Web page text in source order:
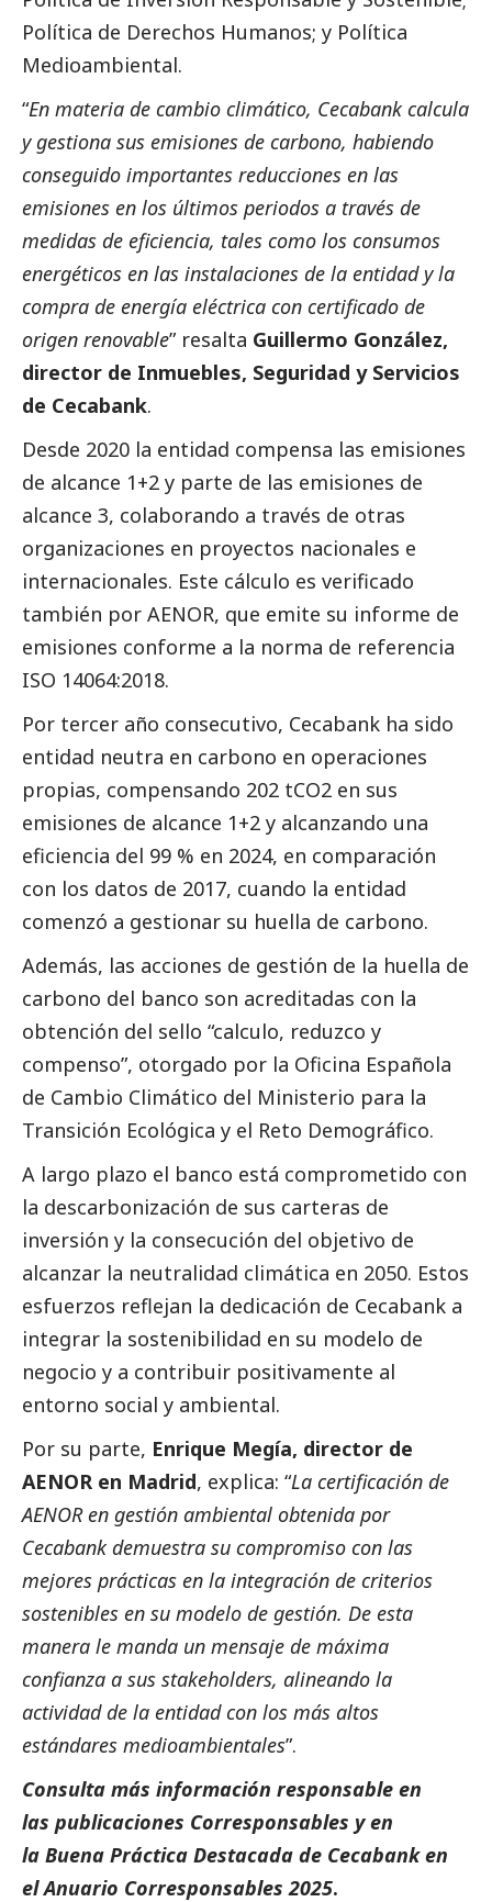
Política de Derechos Humanos; y Política
Medioambiental.
“En materia de cambio climático, Cecabank calcula
y gestiona sus emisiones de carbono, habiendo
conseguido importantes reducciones en las
emisiones en los últimos periodos a través de
medidas de eficiencia, tales como los consumos
energéticos en las instalaciones de la entidad y la
compra de energía eléctrica con certificado de
origen renovable” resalta Guillermo González,
director de Inmuebles, Seguridad y Servicios
de Cecabank.
Desde 2020 la entidad compensa las emisiones
de alcance 1+2 y parte de las emisiones de
alcance 3, colaborando a través de otras
organizaciones en proyectos nacionales e
internacionales. Este cálculo es verificado
también por AENOR, que emite su informe de
emisiones conforme a la norma de referencia
ISO 14064:2018.
Por tercer año consecutivo, Cecabank ha sido
entidad neutra en carbono en operaciones
propias, compensando 202 tCO2 en sus
emisiones de alcance 1+2 y alcanzando una
eficiencia del 99 % en 2024, en comparación
con los datos de 2017, cuando la entidad
comenzó a gestionar su huella de carbono.
Además, las acciones de gestión de la huella de
carbono del banco son acreditadas con la
obtención del sello “calculo, reduzco y
compenso”, otorgado por la Oficina Española
de Cambio Climático del Ministerio para la
Transición Ecológica y el Reto Demográfico.
A largo plazo el banco está comprometido con
la descarbonización de sus carteras de
inversión y la consecución del objetivo de
alcanzar la neutralidad climática en 2050. Estos
esfuerzos reflejan la dedicación de Cecabank a
integrar la sostenibilidad en su modelo de
negocio y a contribuir positivamente al
entorno social y ambiental.
Por su parte, Enrique Megía, director de
AENOR en Madrid, explica: “La certificación de
AENOR en gestión ambiental obtenida por
Cecabank demuestra su compromiso con las
mejores prácticas en la integración de criterios
sostenibles en su modelo de gestión. De esta
manera le manda un mensaje de máxima
confianza a sus stakeholders, alineando la
actividad de la entidad con los más altos
estándares medioambientales”.
Consulta más información responsable en
las publicaciones Corresponsables y en
la Buena Práctica Destacada de Cecabanken
elAnuario Corresponsables 2025.